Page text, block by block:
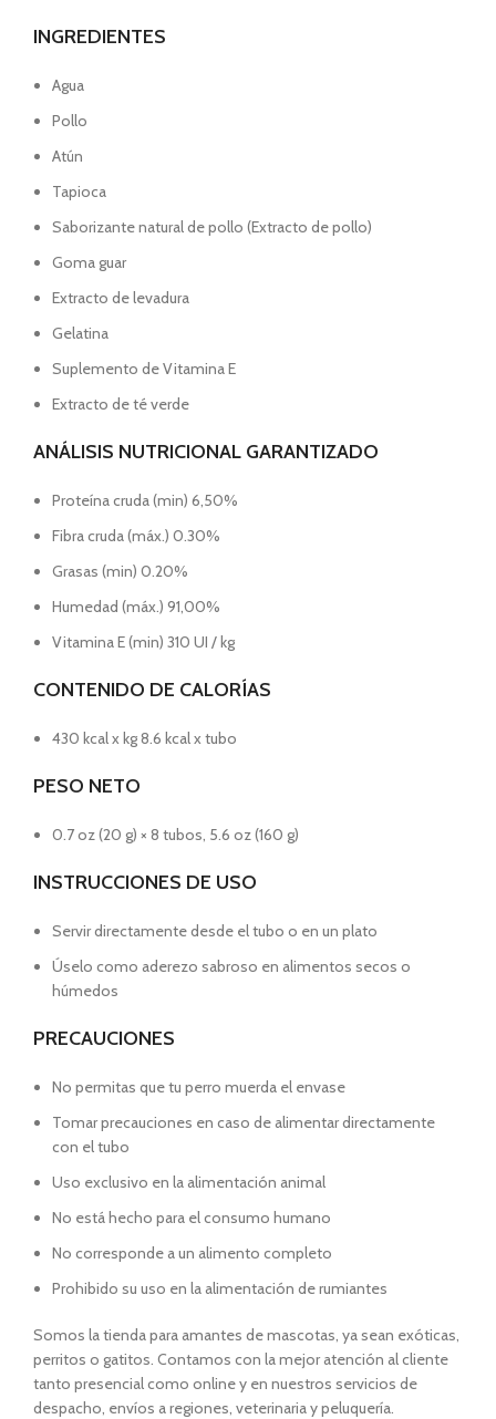
INGREDIENTES
Agua
Pollo
Atún
Tapioca
Saborizante natural de pollo (Extracto de pollo)
Goma guar
Extracto de levadura
Gelatina
Suplemento de Vitamina E
Extracto de té verde
ANÁLISIS NUTRICIONAL GARANTIZADO
Proteína cruda (min) 6,50%
Fibra cruda (máx.) 0.30%
Grasas (min) 0.20%
Humedad (máx.) 91,00%
Vitamina E (min) 310 UI / kg
CONTENIDO DE CALORÍAS
430 kcal x kg 8.6 kcal x tubo
PESO NETO
0.7 oz (20 g) × 8 tubos, 5.6 oz (160 g)
INSTRUCCIONES DE USO
Servir directamente desde el tubo o en un plato
Úselo como aderezo sabroso en alimentos secos o
húmedos
PRECAUCIONES
No permitas que tu perro muerda el envase
Tomar precauciones en caso de alimentar directamente
con el tubo
Uso exclusivo en la alimentación animal
No está hecho para el consumo humano
No corresponde a un alimento completo
Prohibido su uso en la alimentación de rumiantes
Somos la tienda para amantes de mascotas, ya sean exóticas,
perritos o gatitos. Contamos con la mejor atención al cliente
tanto presencial como online y en nuestros servicios de
despacho, envíos a regiones, veterinaria y peluquería.